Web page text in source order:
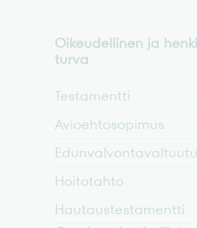
Oikeudellinen ja
turva
Testamentti
Avioehtosopimus
Hoitotahto
Hautaustestamentti